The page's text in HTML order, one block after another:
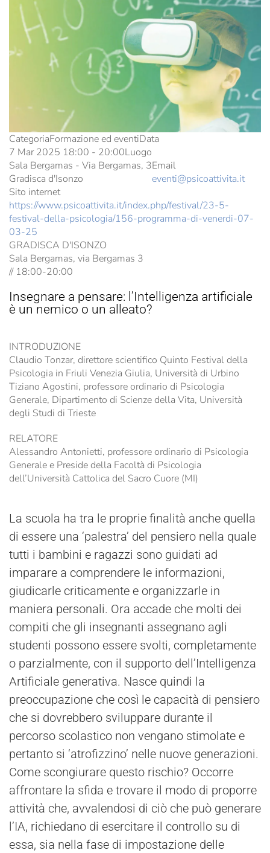
CategoriaFormazione ed eventiData
7 Mar 2025 18:00 - 20:00Luogo
Sala Bergamas - Via Bergamas, 3
Gradisca d'Isonzo
Email
eventi@psicoattivita.it
Sito internet
https://www.psicoattivita.it/index.php/festival/23-5-
festival-della-psicologia/156-programma-di-venerdi-07-
03-25
GRADISCA D'ISONZO
Sala Bergamas, via Bergamas 3
// 18:00-20:00
Insegnare a pensare: l’Intelligenza artificiale
è un nemico o un alleato?
INTRODUZIONE
Claudio Tonzar, direttore scientifico Quinto Festival della
Psicologia in Friuli Venezia Giulia, Università di Urbino
Tiziano Agostini, professore ordinario di Psicologia
Generale, Dipartimento di Scienze della Vita, Università
degli Studi di Trieste
RELATORE
Alessandro Antonietti, professore ordinario di Psicologia
Generale e Preside della Facoltà di Psicologia
dell’Università Cattolica del Sacro Cuore (MI)
La scuola ha tra le proprie finalità anche quella
di essere una ‘palestra’ del pensiero nella quale
tutti i bambini e ragazzi sono guidati ad
imparare a comprendere le informazioni,
giudicarle criticamente e organizzarle in
maniera personali. Ora accade che molti dei
compiti che gli insegnanti assegnano agli
studenti possono essere svolti, completamente
o parzialmente, con il supporto dell’Intelligenza
Artificiale generativa. Nasce quindi la
preoccupazione che così le capacità di pensiero
che si dovrebbero sviluppare durante il
percorso scolastico non vengano stimolate e
pertanto si ‘atrofizzino’ nelle nuove generazioni.
Come scongiurare questo rischio? Occorre
affrontare la sfida e trovare il modo di proporre
attività che, avvalendosi di ciò che può generare
l’IA, richiedano di esercitare il controllo su di
essa, sia nella fase di impostazione delle